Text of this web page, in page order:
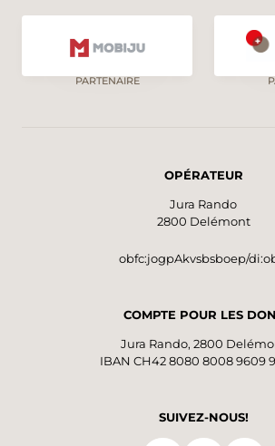
PARTENAIRE
OPÉRATEUR
Jura Rando
2800 Delémont
obfc:jogpAkvsbsboep/
COMPTE POUR LES
Jura Rando, 2800
IBAN CH42 8080 8008 9609
SUIVEZ-NOUS!